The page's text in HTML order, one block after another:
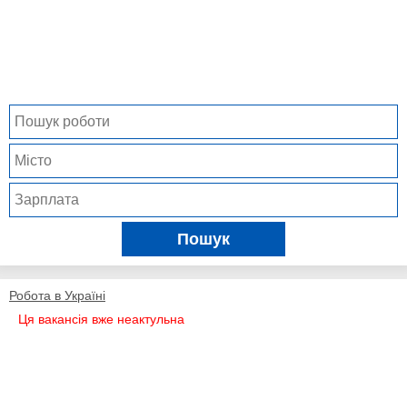
Пошук
Робота в Україні
Ця вакансія вже неактульна